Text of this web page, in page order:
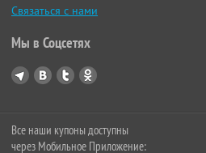
Связаться с нами
Мы в Соцсетях
Все наши купоны доступны
через Мобильное Приложение: